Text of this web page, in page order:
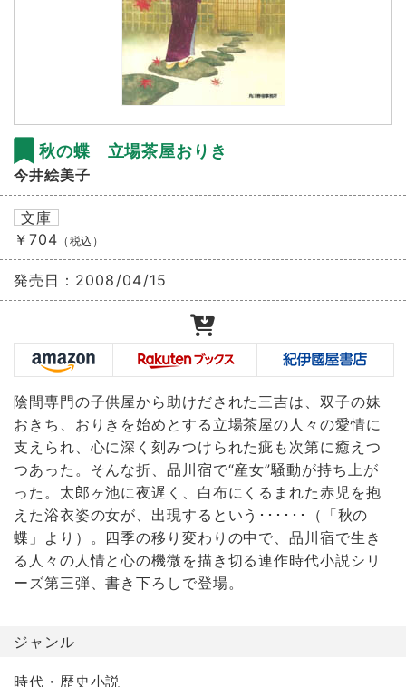
秋の蝶 立場茶屋おりき
今井絵美子
文庫
￥704 （税込）
発売日： 2008/04/15
陰間専門の子供屋から助けだされた三吉は、双子の妹
おきち、おりきを始めとする立場茶屋の人々の愛情に
支えられ、心に深く刻みつけられた疵も次第に癒えつ
つあった。そんな折、品川宿で“産女”騒動が持ち上が
った。太郎ヶ池に夜遅く、白布にくるまれた赤児を抱
えた浴衣姿の女が、出現するという･･････（「秋の
蝶」より）。四季の移り変わりの中で、品川宿で生き
る人々の人情と心の機微を描き切る連作時代小説シリ
ーズ第三弾、書き下ろしで登場。
ジャンル
時代・歴史小説